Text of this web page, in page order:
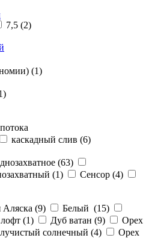
7,5 (2)
(1)
)
каскадный слив (6)
(63)
(1) Сенсор (4)
Аляска (9) Белый (15)
(1) Дуб ватан (9)
Орех
солнечный (4)
Орех